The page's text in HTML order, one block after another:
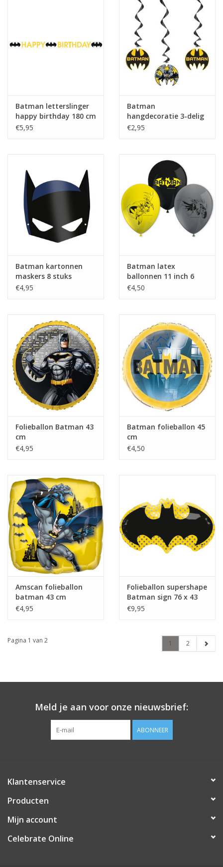
Batman letterslinger
happy birthday 180 cm
€5,95
Batman
hangdecoratie 3-delig
€2,95
Batman kartonnen
maskers 8 stuks
€4,95
Batman latex
ballonnen 11 inch 6
stuks
€4,50
Folieballon Batman 43
cm
€4,95
Batman folieballon 45
cm
€4,50
Amscan folieballon
batman 43 cm
€4,95
Folieballon supershape
Batman sign 76 x 43
cm
€9,95
Pagina 1 van 2 1 2
Meld je aan voor onze nieuwsbrief:
ABONNEER
Klantenservice
Producten
Mijn account
Celebrate Online